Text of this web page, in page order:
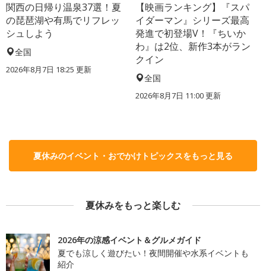
関西の日帰り温泉37選！夏
の琵琶湖や有馬でリフレッ
シュしよう
全国
2026年8月7日 18:25 更新
【映画ランキング】『スパ
イダーマン』シリーズ最高
発進で初登場V！『ちいか
わ』は2位、新作3本がラン
クイン
全国
2026年8月7日 11:00更新
夏休みのイベント・おでかけトピックスをもっと見る
夏休みをもっと楽しむ
2026年の涼感イベント＆グルメガイド
夏でも涼しく遊びたい！夜間開催や水系イベントも
紹介